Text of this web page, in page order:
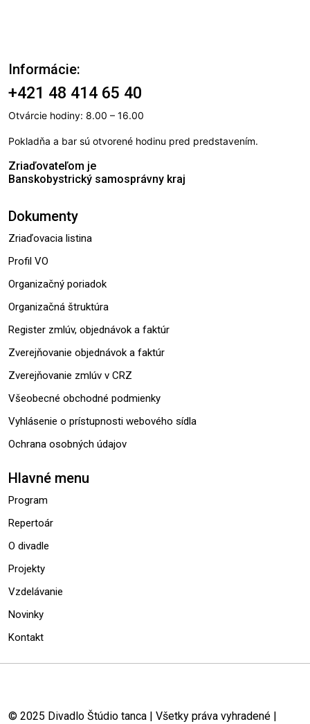
Informácie:
+421 48 414 65 40​
Otvárcie hodiny: 8.00 – 16.00
Pokladňa a bar sú otvorené hodinu pred predstavením.
Zriaďovateľom je
Banskobystrický samosprávny kraj
Dokumenty
Zriaďovacia listina
Profil VO
Organizačný poriadok
Organizačná štruktúra
Register zmlúv, objednávok a faktúr
Zverejňovanie objednávok a faktúr
Zverejňovanie zmlúv v CRZ
Všeobecné obchodné podmienky
Vyhlásenie o prístupnosti webového sídla
Ochrana osobných údajov
Hlavné menu
Program
Repertoár
O divadle
Projekty
Vzdelávanie
Novinky
Kontakt
© 2025 Divadlo Štúdio tanca | Všetky práva vyhradené |